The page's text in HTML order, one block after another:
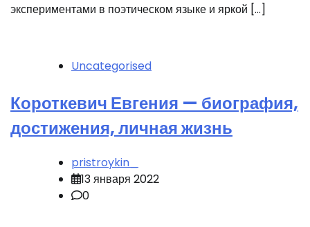
экспериментами в поэтическом языке и яркой […]
Uncategorised
Короткевич Евгения — биография,
достижения, личная жизнь
pristroykin_
13 января 2022
0